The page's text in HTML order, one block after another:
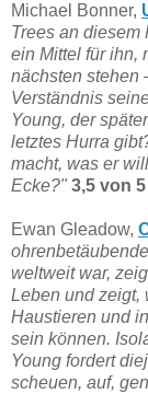
Michael Bonner,
Trees an diesem
ein Mittel für ihn,
nächsten stehen
Verständnis
Young, der
letztes Hurra
macht, was er
Ecke?" 3,5 von 5
Ewan Gleadow,
weltweit war,
Leben und zeigt,
Haustieren und
sein können.
Young fordert
scheuen, auf,